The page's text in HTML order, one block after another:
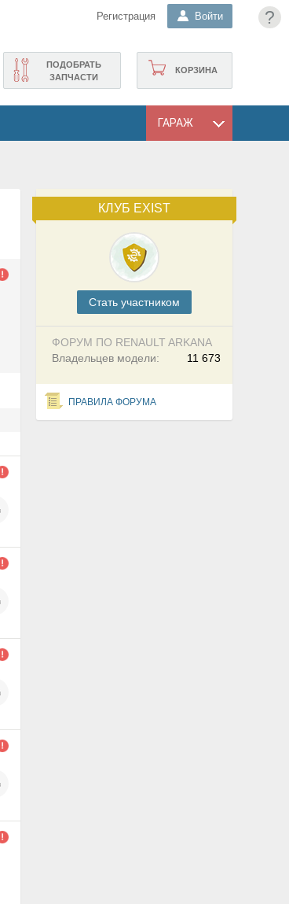
?
Регистрация Войти
КОРЗИНА
ПОДОБРАТЬ
ЗАПЧАСТИ
ГАРАЖ
КЛУБ EXIST
Cтать участником
ФОРУМ ПО RENAULT ARKANA
11 673
Владельцев модели:
ПРАВИЛА ФОРУМА